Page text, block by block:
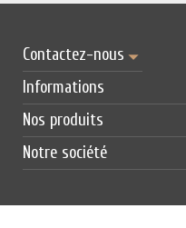
Contactez-nous
Informations
Nos produits
Notre société